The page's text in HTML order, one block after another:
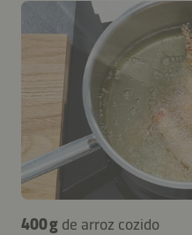
400 g de arroz cozido